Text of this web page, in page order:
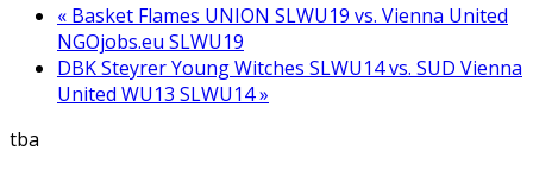
« Basket Flames UNION SLWU19 vs. Vienna United
NGOjobs.eu SLWU19
DBK Steyrer Young Witches SLWU14 vs. SUD Vienna
United WU13 SLWU14»
tba